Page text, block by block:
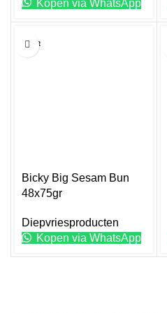
Kopen via WhatsApp
75GR
Bicky Big Sesam Bun
48x75gr
Diepvriesproducten
Kopen via WhatsApp